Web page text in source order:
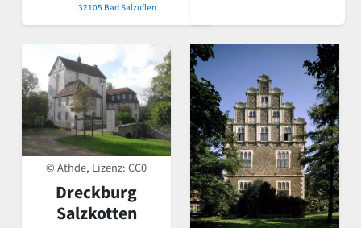
32105 Bad Salzuflen
© Athde, Lizenz:CC0
Dreckburg
Salzkotten